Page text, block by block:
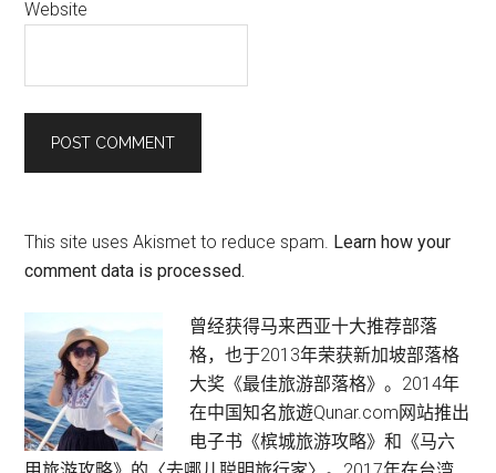
Website
This site uses Akismet to reduce spam. Learn how your
comment data is processed.
Primary
Sidebar
曾经获得马来西亚十大推荐部落
格，也于2013年荣获新加坡部落格
大奖《最佳旅游部落格》。2014年
在中国知名旅遊Qunar.com网站推出
电子书《槟城旅游攻略》和《马六